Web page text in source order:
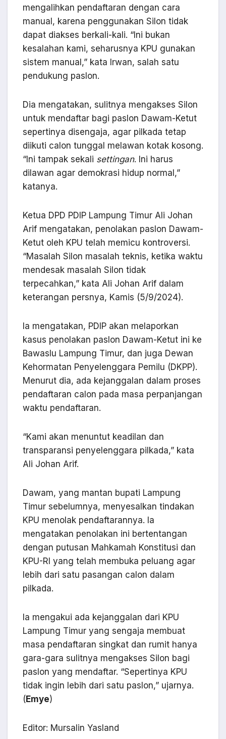
mengalihkan pendaftaran dengan cara
manual, karena penggunakan Silon tidak
dapat diakses berkali-kali. “Ini bukan
kesalahan kami, seharusnya KPU gunakan
sistem manual,” kata Irwan, salah satu
pendukung paslon.
Dia mengatakan, sulitnya mengakses Silon
untuk mendaftar bagi paslon Dawam-Ketut
sepertinya disengaja, agar pilkada tetap
diikuti calon tunggal melawan kotak kosong.
“Ini tampak sekali settingan. Ini harus
dilawan agar demokrasi hidup normal,”
katanya.
Ketua DPD PDIP Lampung Timur Ali Johan
Arif mengatakan, penolakan paslon Dawam-
Ketut oleh KPU telah memicu kontroversi.
“Masalah Silon masalah teknis, ketika waktu
mendesak masalah Silon tidak
terpecahkan,” kata Ali Johan Arif dalam
keterangan persnya, Kamis (5/9/2024).
Ia mengatakan, PDIP akan melaporkan
kasus penolakan paslon Dawam-Ketut ini ke
Bawaslu Lampung Timur, dan juga Dewan
Kehormatan Penyelenggara Pemilu (DKPP).
Menurut dia, ada kejanggalan dalam proses
pendaftaran calon pada masa perpanjangan
waktu pendaftaran.
“Kami akan menuntut keadilan dan
transparansi penyelenggara pilkada,” kata
Ali Johan Arif.
Dawam, yang mantan bupati Lampung
Timur sebelumnya, menyesalkan tindakan
KPU menolak pendaftarannya. Ia
mengatakan penolakan ini bertentangan
dengan putusan Mahkamah Konstitusi dan
KPU-RI yang telah membuka peluang agar
lebih dari satu pasangan calon dalam
pilkada.
Ia mengakui ada kejanggalan dari KPU
Lampung Timur yang sengaja membuat
masa pendaftaran singkat dan rumit hanya
gara-gara sulitnya mengakses Silon bagi
paslon yang mendaftar. “Sepertinya KPU
tidak ingin lebih dari satu paslon,” ujarnya.
(Emye)
Editor: Mursalin Yasland